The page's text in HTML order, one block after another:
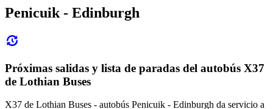
Penicuik - Edinburgh
Próximas salidas y lista de paradas del autobús X37
de Lothian Buses
X37 de Lothian Buses - autobús Penicuik - Edinburgh da servicio a